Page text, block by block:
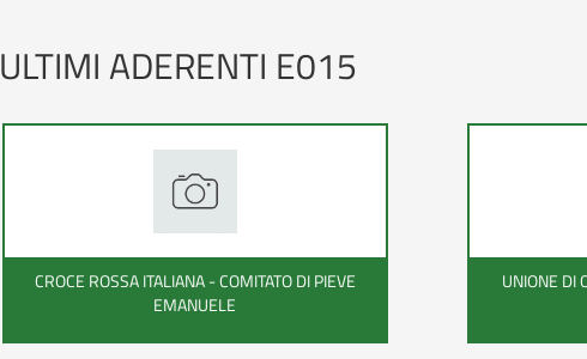
ULTIMI ADERENTI E015
CROCE ROSSA ITALIANA - COMITATO DI PIEVE
EMANUELE
UNIONE DI